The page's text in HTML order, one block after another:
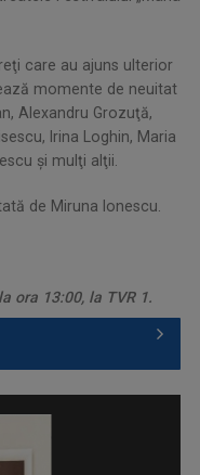
care au ajuns ulterior
momente de neuitat
Alexandru Grozuţă,
Irina Loghin, Maria
şi mulţi alţii.
de Miruna Ionescu.
ora 13:00, la TVR 1.
...